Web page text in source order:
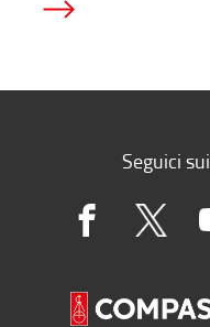
Seguici